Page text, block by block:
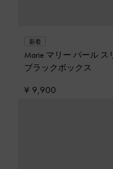
新着
Marie マリー パール
ブラックボックス
¥ 9,900